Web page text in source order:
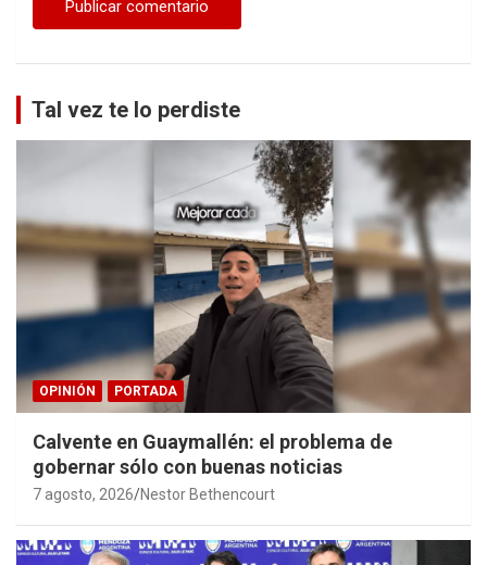
Tal vez te lo perdiste
OPINIÓN PORTADA
Calvente en Guaymallén: el problema de
gobernar sólo con buenas noticias
7 agosto, 2026 Nestor Bethencourt